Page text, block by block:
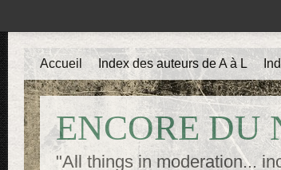
ENCORE DU
"All things in moderation...
Accueil Index des auteurs de A à L